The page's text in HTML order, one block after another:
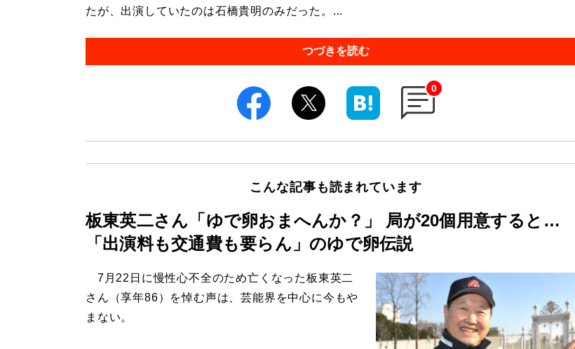
たが、出演していたのは石橋貴明のみだった。...
つづきを読む
0
こんな記事も読まれています
板東英二さん「ゆで卵おまへんか？」 局が20個用意すると…
「出演料も交通費も要らん」のゆで卵伝説
7月22日に慢性心不全のため亡くなった板東英二
さん（享年86）を悼む声は、芸能界を中心に今もや
まない。